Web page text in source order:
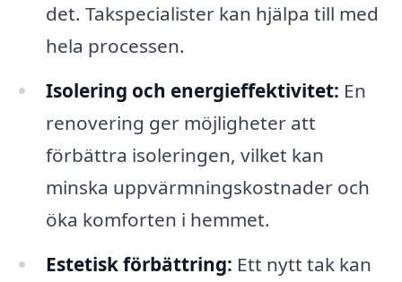
det. Takspecialister kan hjälpa till med
hela processen.
Isolering och energieffektivitet: En
renovering ger möjligheter att
förbättra isoleringen, vilket kan
minska uppvärmningskostnader och
öka komforten i hemmet.
Estetisk förbättring: Ett nytt tak kan